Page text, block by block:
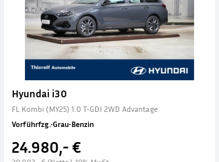
Hyundai i30
FL Kombi (MY25) 1.0 T-GDI 2WD Advantage
Vorführfzg.•Grau•Benzin
24.980,- €